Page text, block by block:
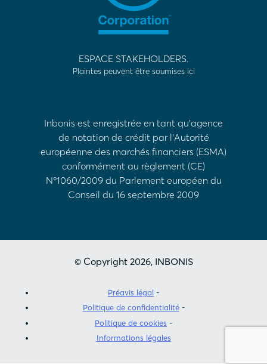
ESPACE STAKEHOLDERS.
Plaintes peuvent être soumises ici
Inbonis est enregistrée en tant qu'agence
de notation de crédit par l'Autorité
européenne des marchés financiers (ESMA)
conformément au règlement (CE)
Nº1060/2009 du Parlement européen du
Conseil du 16 septembre 2009
© Copyright 2026, INBONIS
Préavis légal
Politique de confidentialité
Politique de cookies
Informations légales